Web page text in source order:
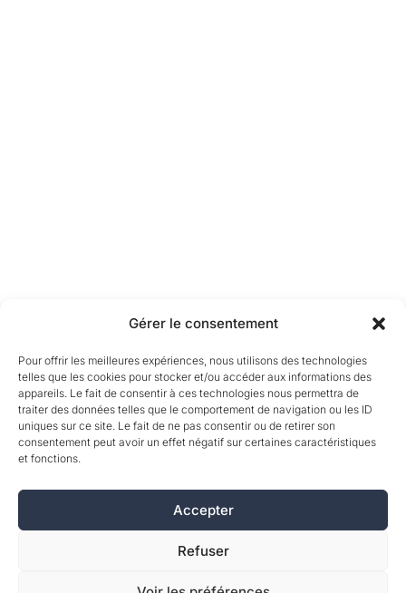
Gérer le consentement
Pour offrir les meilleures expériences, nous utilisons des technologies
telles que les cookies pour stocker et/ou accéder aux informations des
appareils. Le fait de consentir à ces technologies nous permettra de
traiter des données telles que le comportement de navigation ou les ID
uniques sur ce site. Le fait de ne pas consentir ou de retirer son
consentement peut avoir un effet négatif sur certaines caractéristiques
et fonctions.
Accepter
Refuser